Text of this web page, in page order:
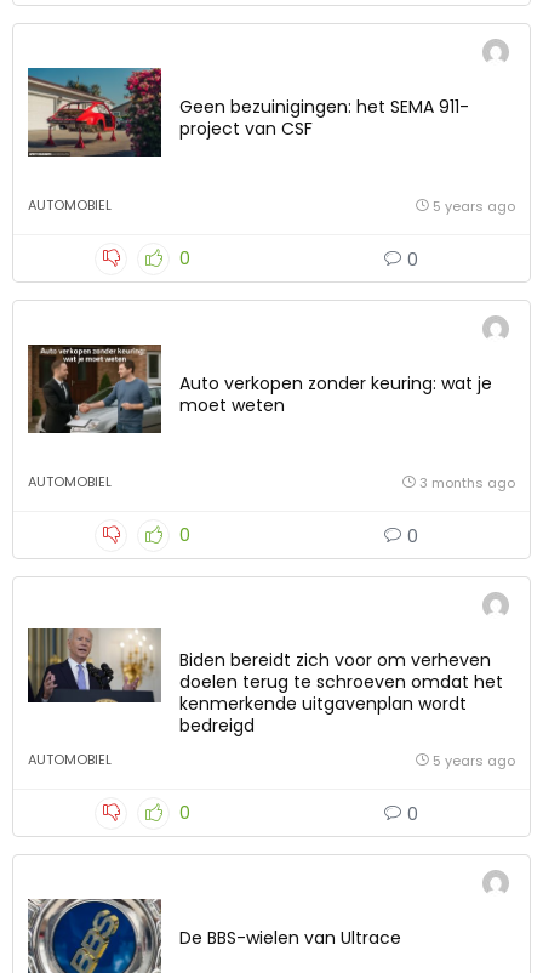
Geen bezuinigingen: het SEMA 911-
project van CSF
AUTOMOBIEL 5 years ago
0 0
Auto verkopen zonder keuring: wat je
moet weten
AUTOMOBIEL 3 months ago
0 0
Biden bereidt zich voor om verheven
doelen terug te schroeven omdat het
kenmerkende uitgavenplan wordt
bedreigd
AUTOMOBIEL 5 years ago
0 0
De BBS-wielen van Ultrace